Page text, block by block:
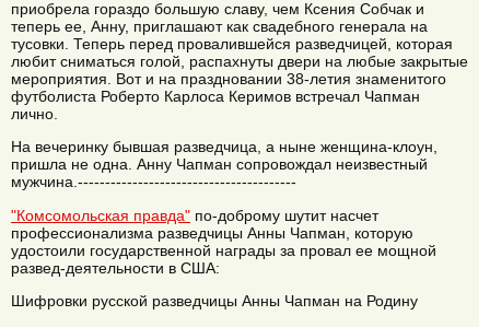
приобрела гораздо большую славу, чем Ксения Собчак и
теперь ее, Анну, приглашают как свадебного генерала на
тусовки. Теперь перед провалившейся разведчицей, которая
любит сниматься голой, распахнуты двери на любые закрытые
мероприятия. Вот и на праздновании 38-летия знаменитого
футболиста Роберто Карлоса Керимов встречал Чапман
лично.
На вечеринку бывшая разведчица, а ныне женщина-клоун,
пришла не одна. Анну Чапман сопровождал неизвестный
мужчина.----------------------------------------
"Комсомольская правда" по-доброму шутит насчет
профессионализма разведчицы Анны Чапман, которую
удостоили государственной награды за провал ее мощной
развед-деятельности в США:
Шифровки русской разведчицы Анны Чапман на Родину